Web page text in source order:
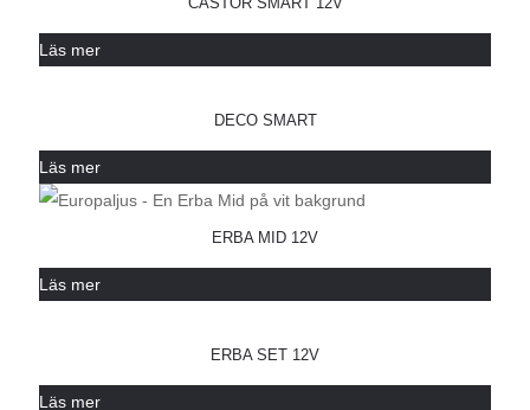
Läs mer
DECO SMART
Läs mer
ERBA MID 12V
Läs mer
ERBA SET 12V
Läs mer